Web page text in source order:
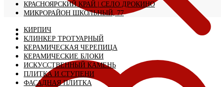
КРАСНОЯРСКИЙ КРАЙ | CЕЛО ДРОКИНО
МИКРОРАЙОН ШКОЛЬНЫЙ, 77
КИРПИЧ
КЛИНКЕР ТРОТУАРНЫЙ
КЕРАМИЧЕСКАЯ ЧЕРЕПИЦА
КЕРАМИЧЕСКИЕ БЛОКИ
ИСКУССТВЕННЫЙ КАМЕНЬ
ПЛИТКА И СТУПЕНИ
ФАСАДНАЯ ПЛИТКА